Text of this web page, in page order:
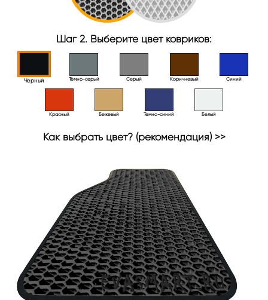
Шаг 2. Выберите цвет ковриков:
Черный Тёмно-серый Серый Коричневый Синий
Красный Бежевый Темно-синий Белый
Как выбрать цвет? (рекомендация) >>